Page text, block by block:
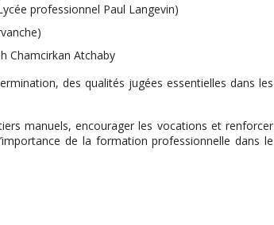
professionnel Paul Langevin)
Chamcirkan Atchaby
des qualités jugées essentielles dans les
manuels, encourager les vocations et renforcer
de la formation professionnelle dans le